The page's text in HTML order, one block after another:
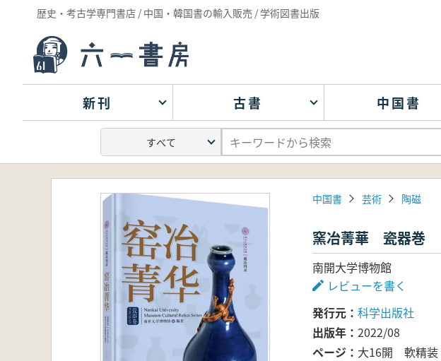
歴史・考古学専門書店 / 中国・韓国書の輸入販売 / 学術図書出版
新刊 古書 中国書
中国書 芸術 陶磁
窯冶菁華 瓷器巻
南開大学博物館
レビューを書く
発行元
科学出版社
出版年
2022/08
ページ
大16開 軟精